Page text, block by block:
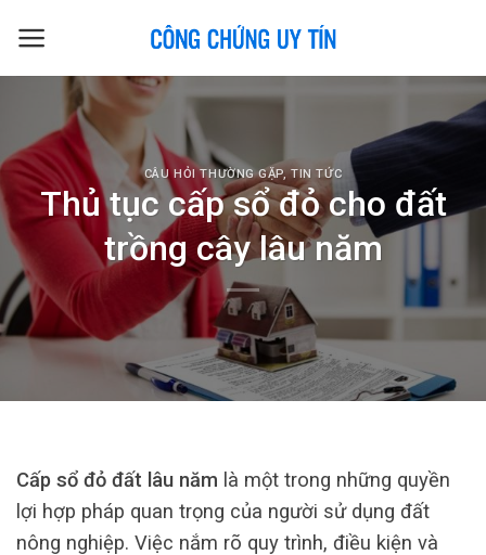
CÂU HỎI THƯỜNG GẶP,TIN TỨC
Thủ tục cấp sổ đỏ cho đất
trồng cây lâu năm
Cấp sổ đỏ đất lâu năm là một trong những quyền
lợi hợp pháp quan trọng của người sử dụng đất
nông nghiệp. Việc nắm rõ quy trình, điều kiện và